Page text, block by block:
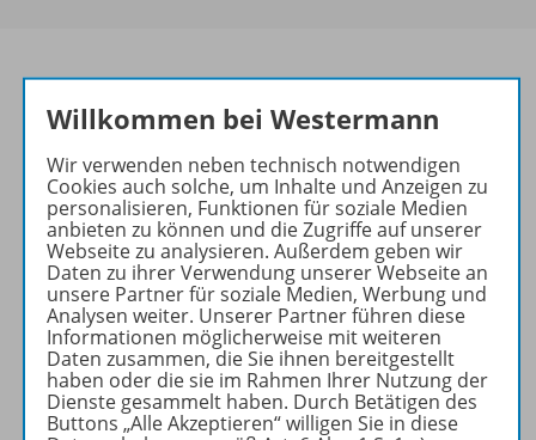
Das führende Magazin für
Transfer!
Ihr Wegweiser zu den
wichtigsten Seiten der GR:
zu den Abo-Angeboten
zum Zeitschriftenkiosk
zum Online-Archiv
Mehr zur Zeitschrift
Willkommen bei Westermann
Wir verwenden neben technisch notwendigen
Cookies auch solche, um Inhalte und Anzeigen zu
personalisieren, Funktionen für soziale Medien
anbieten zu können und die Zugriffe auf unserer
Webseite zu analysieren. Außerdem geben wir
Daten zu ihrer Verwendung unserer Webseite an
unsere Partner für soziale Medien, Werbung und
Analysen weiter. Unserer Partner führen diese
Informationen möglicherweise mit weiteren
Daten zusammen, die Sie ihnen bereitgestellt
haben oder die sie im Rahmen Ihrer Nutzung der
Dienste gesammelt haben. Durch Betätigen des
Buttons „Alle Akzeptieren“ willigen Sie in diese